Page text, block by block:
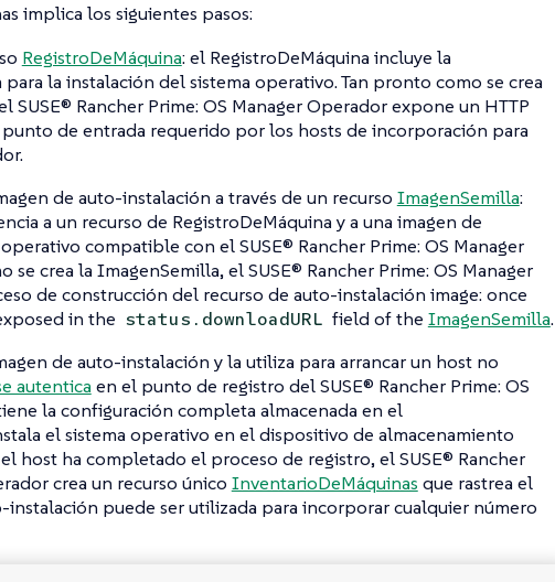
implica los siguientes pasos:
RegistroDeMáquina: el RegistroDeMáquina incluye la
la instalación del sistema operativo. Tan pronto como se crea
SUSE® Rancher Prime: OS Manager Operador expone un HTTP
punto de entrada requerido por los hosts de incorporación para
de auto-instalación a través de un recurso ImagenSemilla:
a un recurso de RegistroDeMáquina y a una imagen de
compatible con el SUSE® Rancher Prime: OS Manager
se crea la ImagenSemilla, el SUSE® Rancher Prime: OS Manager
de construcción del recurso de auto-instalación image: once
in the status.downloadURL field of the ImagenSemilla.
de auto-instalación y la utiliza para arrancar un host no
autentica en el punto de registro del SUSE® Rancher Prime: OS
la configuración completa almacenada en el
el sistema operativo en el dispositivo de almacenamiento
host ha completado el proceso de registro, el SUSE® Rancher
crea un recurso único InventarioDeMáquinas que rastrea el
instalación puede ser utilizada para incorporar cualquier número